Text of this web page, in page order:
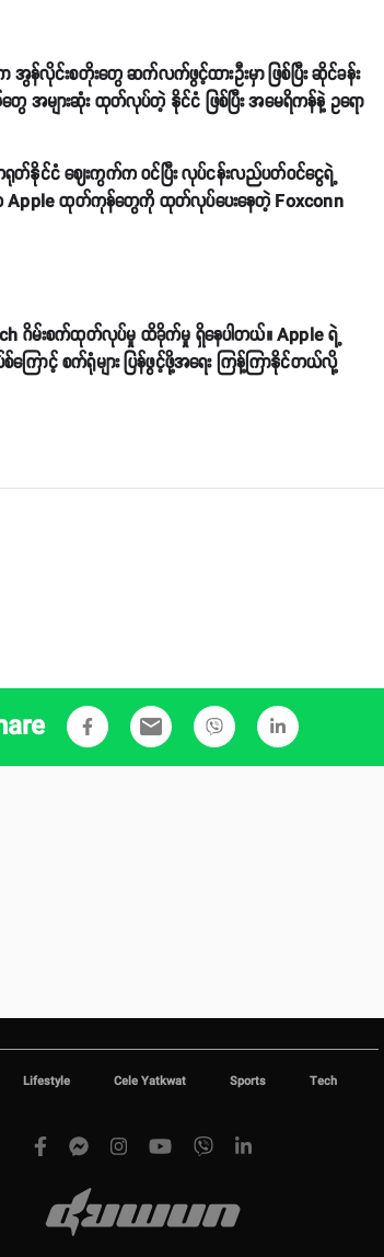
န်လိုင်းစတိုးတွေ ဆက်လက်ဖွင့်ထားဦးမှာ ဖြစ်ပြီး ဆိုင်ခန်း
အများဆုံး ထုတ်လုပ်တဲ့ နိုင်ငံ ဖြစ်ပြီး အမေရိကန်နဲ့ ဥရော
ရုတ်နိုင်ငံ ဈေးကွက်က ဝင်ပြီး လုပ်ငန်းလည်ပတ်ဝင်ငွေရဲ့
Apple ထုတ်ကုန်တွေကို ထုတ်လုပ်ပေးနေတဲ့ Foxconn
ဂိမ်းစက်ထုတ်လုပ်မှု ထိခိုက်မှု ရှိနေပါတယ်။ Apple ရဲ့
ာင့် စက်ရုံများ ပြန်ဖွင့်ဖို့အရေး ကြန့်ကြာနိုင်တယ်လို့
email
Lifestyle Cele Yatkwat Sports Tech